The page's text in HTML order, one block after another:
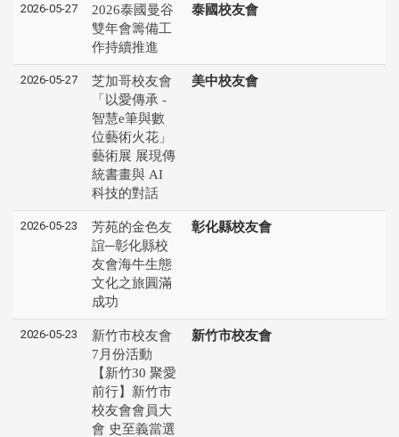
2026-05-27
2026泰國曼谷
雙年會籌備工
作持續推進
泰國校友會
2026-05-27
芝加哥校友會
「以愛傳承 -
智慧e筆與數
位藝術火花」
藝術展 展現傳
統書畫與 AI
科技的對話
美中校友會
2026-05-23
芳苑的金色友
誼─彰化縣校
友會海牛生態
文化之旅圓滿
成功
彰化縣校友會
2026-05-23
新竹市校友會
7月份活動
【新竹30 聚愛
前行】新竹市
校友會會員大
會 史至義當選
新竹市校友會